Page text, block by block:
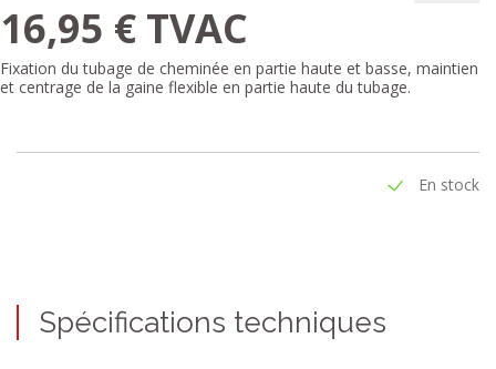
16,95 € TVAC
Fixation du tubage de cheminée en partie haute et basse, maintien
et centrage de la gaine flexible en partie haute du tubage.
En stock
Spécifications techniques